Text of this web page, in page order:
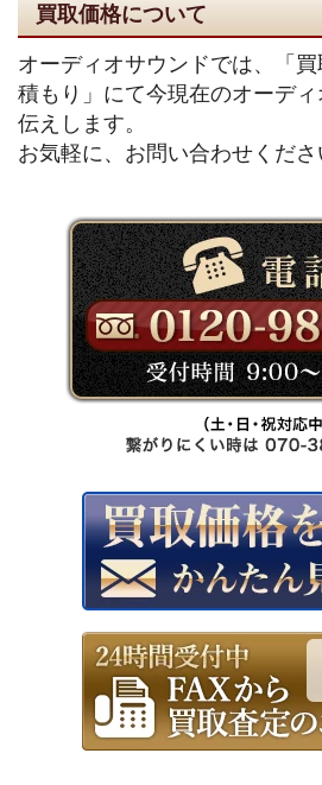
買取価格について
オーディオサウンドでは、「
積もり」にて今現在のオーデ
伝えします。
お気軽に、お問い合わせくださ